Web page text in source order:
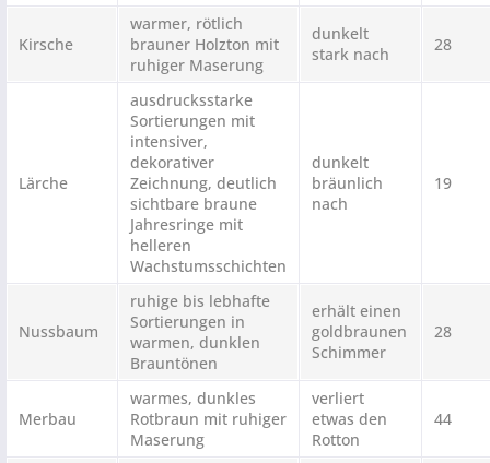
Kirsche
warmer, rötlich
brauner Holzton mit
ruhiger Maserung
dunkelt
stark nach
28
Lärche
ausdrucksstarke
Sortierungen mit
intensiver,
dekorativer
Zeichnung, deutlich
sichtbare braune
Jahresringe mit
helleren
Wachstumsschichten
dunkelt
bräunlich
nach
19
Nussbaum
ruhige bis lebhafte
Sortierungen in
warmen, dunklen
Brauntönen
erhält einen
goldbraunen
Schimmer
28
Merbau
warmes, dunkles
Rotbraun mit ruhiger
Maserung
verliert
etwas den
Rotton
44